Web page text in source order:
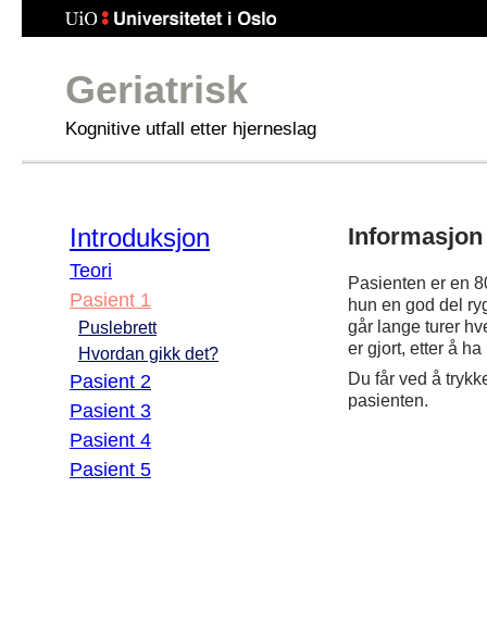
Geriatrisk
Kognitive utfall etter hjerneslag
Introduksjon
Teori
Pasient 1
Puslebrett
Hvordan gikk det?
Pasient 2
Pasient 3
Pasient 4
Pasient 5
Pasienten er en
hun en god del
går lange turer
er gjort, etter å
Du får ved å
pasienten.